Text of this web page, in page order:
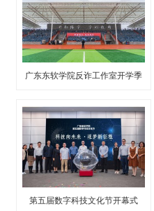
广东东软学院反诈工作室开学季
第五届数字科技文化节开幕式